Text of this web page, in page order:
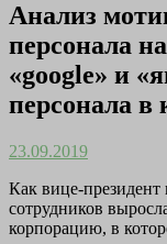
Анализ
персонала
«google» и
персонала в
23.09.2019
Как вице-президент
сотрудников
корпорацию, в